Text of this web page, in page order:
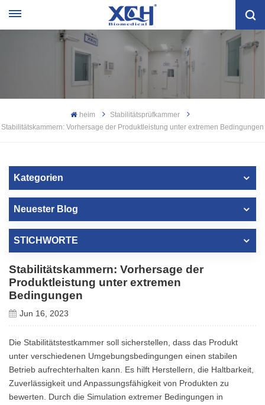
heim
Stabilitätsprüfkammer
Stabilitätskammern: Vorhersage der Produktleistung unter extremen Bedingungen
Kategorien
Neuester Blog
STICHWORTE
Stabilitätskammern: Vorhersage der
Produktleistung unter extremen
Bedingungen
Jun 16, 2023
Die Stabilitätstestkammer soll sicherstellen, dass das Produkt
unter verschiedenen Umgebungsbedingungen einen stabilen
Betrieb aufrechterhalten kann. Es hilft Herstellern, die Haltbarkeit,
Zuverlässigkeit und Anpassungsfähigkeit von Produkten zu
bewerten. Durch die Simulation extremer Bedingungen in